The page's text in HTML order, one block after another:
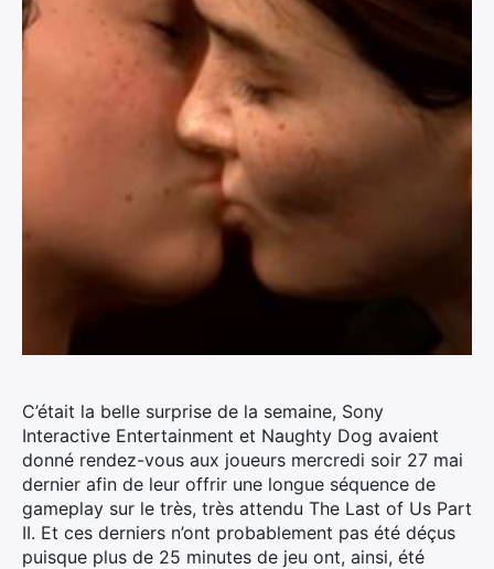
C’était la belle surprise de la semaine, Sony
Interactive Entertainment et Naughty Dog avaient
donné rendez-vous aux joueurs mercredi soir 27 mai
dernier afin de leur offrir une longue séquence de
gameplay sur le très, très attendu The Last of Us Part
II. Et ces derniers n’ont probablement pas été déçus
puisque plus de 25 minutes de jeu ont, ainsi, été